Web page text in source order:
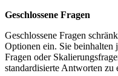
Geschlossene Fragen
Geschlossene Fragen
Optionen ein. Sie
Fragen oder
standardisierte Antworten zu